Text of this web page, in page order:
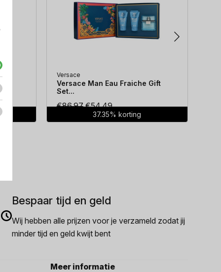
Versace
Versace Man Eau Fraiche Gift
Set...
€86.97Oorspronkelijke
prijs
€54.49Huidige
prijs
37.35% korting
Bespaar tijd en geld
Wij hebben alle prijzen voor je verzameld zodat jij
minder tijd en geld kwijt bent
Meer informatie